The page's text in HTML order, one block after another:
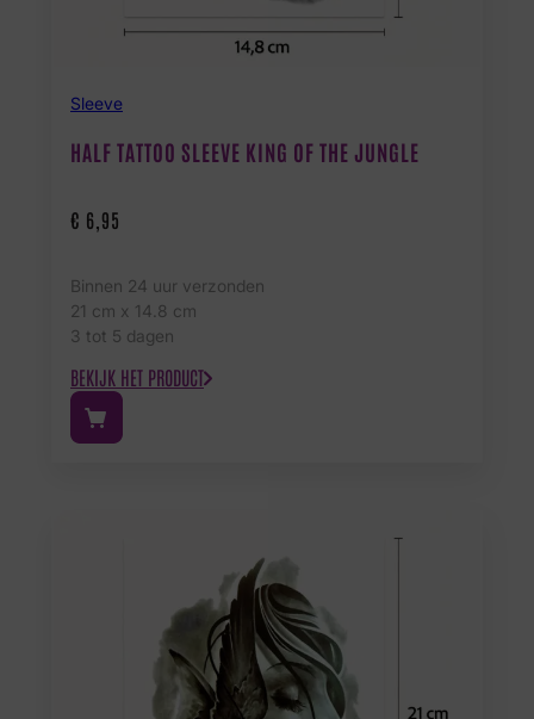
Sleeve
HALF TATTOO SLEEVE KING OF THE JUNGLE
€ 6,95
Binnen 24 uur verzonden
21 cm x 14.8 cm
3 tot 5 dagen
BEKIJK HET PRODUCT